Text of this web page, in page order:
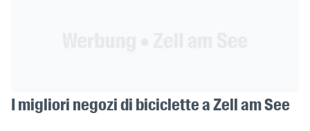
I migliori negozi di biciclette a Zell am See